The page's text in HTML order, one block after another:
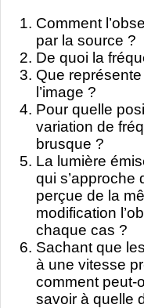
Comment
par la source ?
De quoi la
Que
l’image ?
Pour quelle
variation de
brusque ?
La lumière
qui s’approche
perçue de la
modification
chaque cas ?
Sachant que
à une vitesse
comment peut-
savoir à quelle